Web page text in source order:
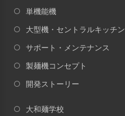
単機能機
大型機・セントラルキッチン
サポート・メンテナンス
製麺機コンセプト
開発ストーリー
大和麺学校